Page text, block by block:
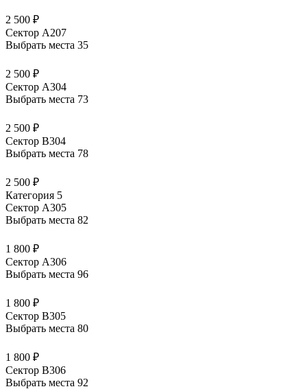
2 500 ₽
Сектор А207
Выбрать места 35
2 500 ₽
Сектор А304
Выбрать места 73
2 500 ₽
Сектор В304
Выбрать места 78
2 500 ₽
Категория 5
Сектор А305
Выбрать места 82
1 800 ₽
Сектор А306
Выбрать места 96
1 800 ₽
Сектор В305
Выбрать места 80
1 800 ₽
Сектор В306
Выбрать места 92